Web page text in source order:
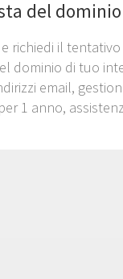
del dominio
richiedi il tentativo
dominio di tuo
email,
1 anno,